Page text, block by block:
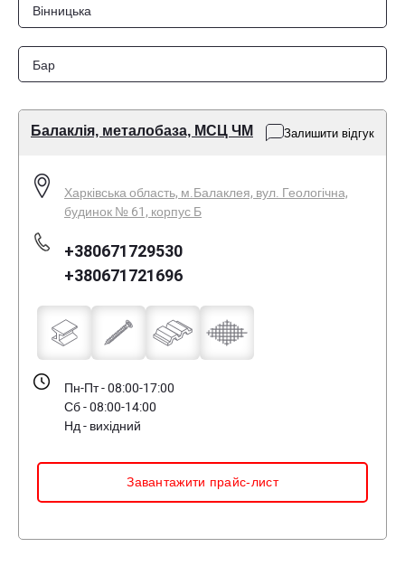
Вінницька
Бар
Балаклія, металобаза, МСЦ ЧМ Залишити відгук
Харківська область, м.Балаклея, вул. Геологічна,
будинок № 61, корпус Б
+380671729530
+380671721696
Пн-Пт - 08:00-17:00
Сб - 08:00-14:00
Нд - вихідний
Завантажити прайс-лист